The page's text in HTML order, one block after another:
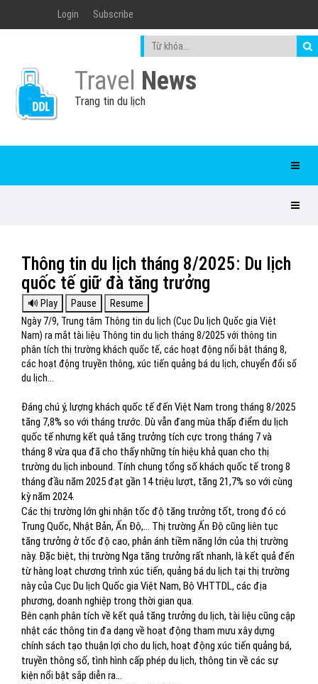
Login Subscribe
Travel News
Trang tin du lịch
Thông tin du lịch tháng 8/2025: Du lịch
quốc tế giữ đà tăng trưởng
Ngày 7/9, Trung tâm Thông tin du lịch (Cục Du lịch Quốc gia Việt
Nam) ra mắt tài liệu Thông tin du lịch tháng 8/2025 với thông tin
phân tích thị trường khách quốc tế, các hoạt động nổi bật tháng 8,
các hoạt động truyền thông, xúc tiến quảng bá du lịch, chuyển đổi số
du lịch...
Đáng chú ý, lượng khách quốc tế đến Việt Nam trong tháng 8/2025
tăng 7,8% so với tháng trước. Dù vẫn đang mùa thấp điểm du lịch
quốc tế nhưng kết quả tăng trưởng tích cực trong tháng 7 và
tháng 8 vừa qua đã cho thấy những tín hiệu khả quan cho thị
trường du lịch inbound. Tính chung tổng số khách quốc tế trong 8
tháng đầu năm 2025 đạt gần 14 triệu lượt, tăng 21,7% so với cùng
kỳ năm 2024.
Các thị trường lớn ghi nhận tốc độ tăng trưởng tốt, trong đó có
Trung Quốc, Nhật Bản, Ấn Độ,... Thị trường Ấn Độ cũng liên tục
tăng trưởng ở tốc độ cao, phản ánh tiềm năng lớn của thị trường
này. Đặc biệt, thị trường Nga tăng trưởng rất nhanh, là kết quả đến
từ hàng loạt chương trình xúc tiến, quảng bá du lịch tại thị trường
này của Cục Du lịch Quốc gia Việt Nam, Bộ VHTTDL, các địa
phương, doanh nghiệp trong thời gian qua.
Bên cạnh phân tích về kết quả tăng trưởng du lịch, tài liệu cũng cập
nhật các thông tin đa dạng về hoạt động tham mưu xây dựng
chính sách tạo thuận lợi cho du lịch, hoạt động xúc tiến quảng bá,
truyền thông số, tình hình cấp phép du lịch, thông tin về các sự
kiện nổi bật sắp diễn ra...